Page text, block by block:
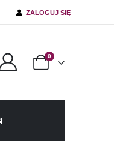
ZALOGUJ SIĘ
0